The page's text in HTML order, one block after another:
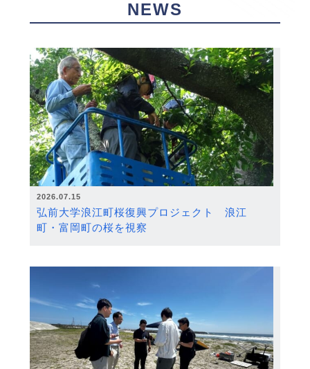
NEWS
2026.07.15
弘前大学浪江町桜復興プロジェクト 浪江
町・富岡町の桜を視察